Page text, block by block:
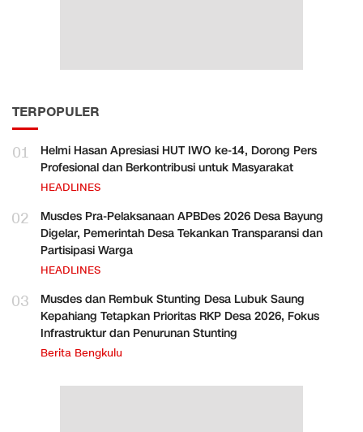
TERPOPULER
01
Helmi Hasan Apresiasi HUT IWO ke-14, Dorong Pers
Profesional dan Berkontribusi untuk Masyarakat
HEADLINES
02
Musdes Pra-Pelaksanaan APBDes 2026 Desa Bayung
Digelar, Pemerintah Desa Tekankan Transparansi dan
Partisipasi Warga
HEADLINES
03
Musdes dan Rembuk Stunting Desa Lubuk Saung
Kepahiang Tetapkan Prioritas RKP Desa 2026, Fokus
Infrastruktur dan Penurunan Stunting
Berita Bengkulu